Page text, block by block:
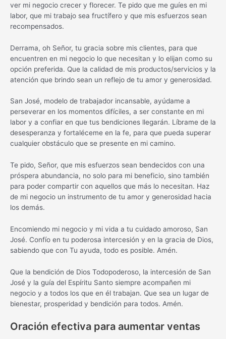
ver mi negocio crecer y florecer. Te pido que me guíes en mi
labor, que mi trabajo sea fructífero y que mis esfuerzos sean
recompensados.
Derrama, oh Señor, tu gracia sobre mis clientes, para que
encuentren en mi negocio lo que necesitan y lo elijan como su
opción preferida. Que la calidad de mis productos/servicios y la
atención que brindo sean un reflejo de tu amor y generosidad.
San José, modelo de trabajador incansable, ayúdame a
perseverar en los momentos difíciles, a ser constante en mi
labor y a confiar en que tus bendiciones llegarán. Líbrame de la
desesperanza y fortaléceme en la fe, para que pueda superar
cualquier obstáculo que se presente en mi camino.
Te pido, Señor, que mis esfuerzos sean bendecidos con una
próspera abundancia, no solo para mi beneficio, sino también
para poder compartir con aquellos que más lo necesitan. Haz
de mi negocio un instrumento de tu amor y generosidad hacia
los demás.
Encomiendo mi negocio y mi vida a tu cuidado amoroso, San
José. Confío en tu poderosa intercesión y en la gracia de Dios,
sabiendo que con Tu ayuda, todo es posible. Amén.
Que la bendición de Dios Todopoderoso, la intercesión de San
José y la guía del Espíritu Santo siempre acompañen mi
negocio y a todos los que en él trabajan. Que sea un lugar de
bienestar, prosperidad y bendición para todos. Amén.
Oración efectiva para aumentar ventas